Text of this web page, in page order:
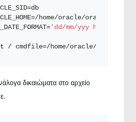
home/oracle/oracle/app
'dd/mm/yyy hh24:mi'
/ cmdfile=/home/oracle/param.
δικαιώματα στο αρχείο